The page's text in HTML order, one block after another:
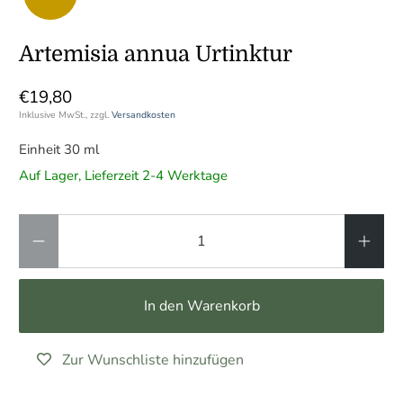
Artemisia annua Urtinktur
€19,80
Inklusive MwSt., zzgl.Versandkosten
Einheit 30 ml
Auf Lager, Lieferzeit 2-4 Werktage
In den Warenkorb
Zur Wunschliste hinzufügen